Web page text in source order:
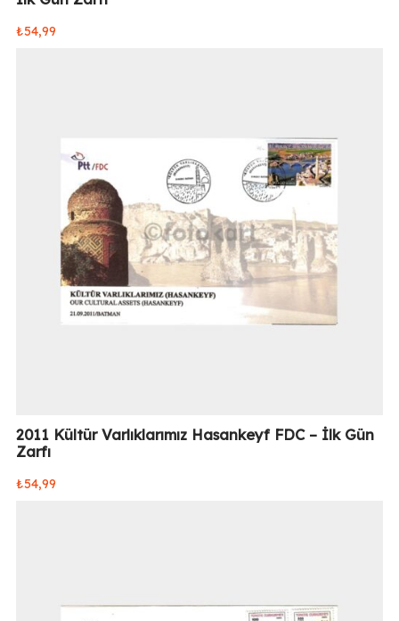
₺54,99
2011 Kültür Varlıklarımız Hasankeyf FDC – İlk Gün
Zarfı
₺54,99